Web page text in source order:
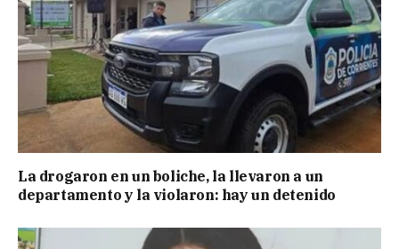
La drogaron en un boliche, la llevaron a un
departamento y la violaron: hay un detenido